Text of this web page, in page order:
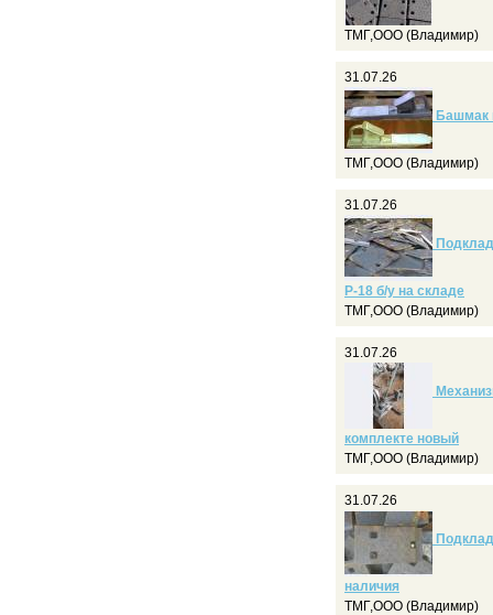
ТМГ,ООО (Владимир)
31.07.26
Башмак
ТМГ,ООО (Владимир)
31.07.26
Р-18 б/у на складе
ТМГ,ООО (Владимир)
31.07.26
комплекте новый
ТМГ,ООО (Владимир)
31.07.26
наличия
ТМГ,ООО (Владимир)